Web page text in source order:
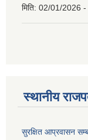
मिति: 02/01/2026 -
स्थानीय
सुरक्षित आप्रवासन